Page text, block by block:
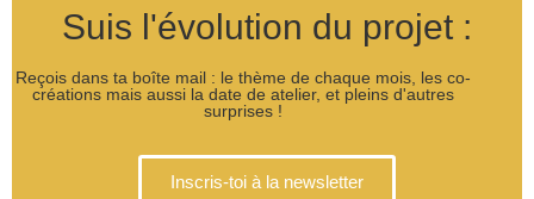
Suis l'évolution du projet :
Reçois dans ta boîte mail : le thème de chaque mois, les co-
créations mais aussi la date de atelier, et pleins d'autres
surprises !
Inscris-toi à la newsletter